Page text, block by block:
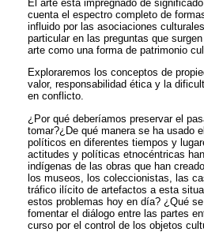
El arte está impregnado de
cuenta el espectro completo de
influido por las asociaciones
particular en las preguntas que
arte como una forma de patrimonio
Exploraremos los conceptos de
valor, responsabilidad ética y la
en conflicto.
¿Por qué deberíamos preservar el
tomar?¿De qué manera se ha usado
políticos en diferentes tiempos y
actitudes y políticas etnocéntricas
indígenas de las obras que han
los museos, los coleccionistas, las
tráfico ilícito de artefactos a esta
estos problemas hoy en día? ¿Qué
fomentar el diálogo entre las partes
curso por el control de los objetos